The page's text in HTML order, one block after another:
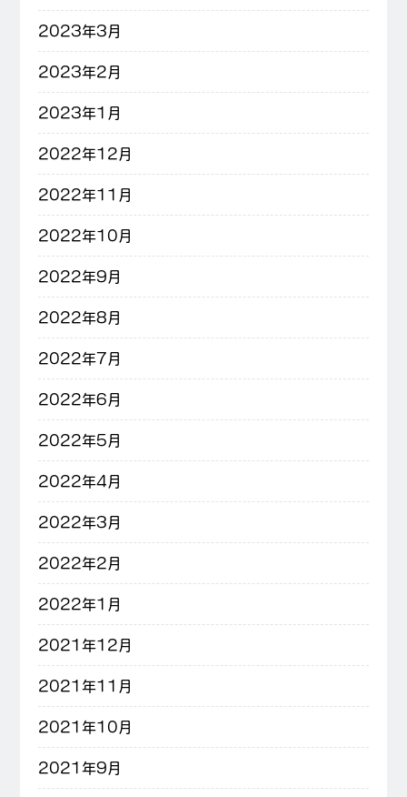
2023年3月
2023年2月
2023年1月
2022年12月
2022年11月
2022年10月
2022年9月
2022年8月
2022年7月
2022年6月
2022年5月
2022年4月
2022年3月
2022年2月
2022年1月
2021年12月
2021年11月
2021年10月
2021年9月